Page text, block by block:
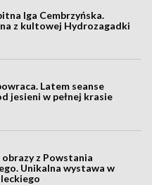
Iga Cembrzyńska.
z kultowej Hydrozagadki
Latem seanse
jesieni w pełnej krasie
z Powstania
Unikalna wystawa w